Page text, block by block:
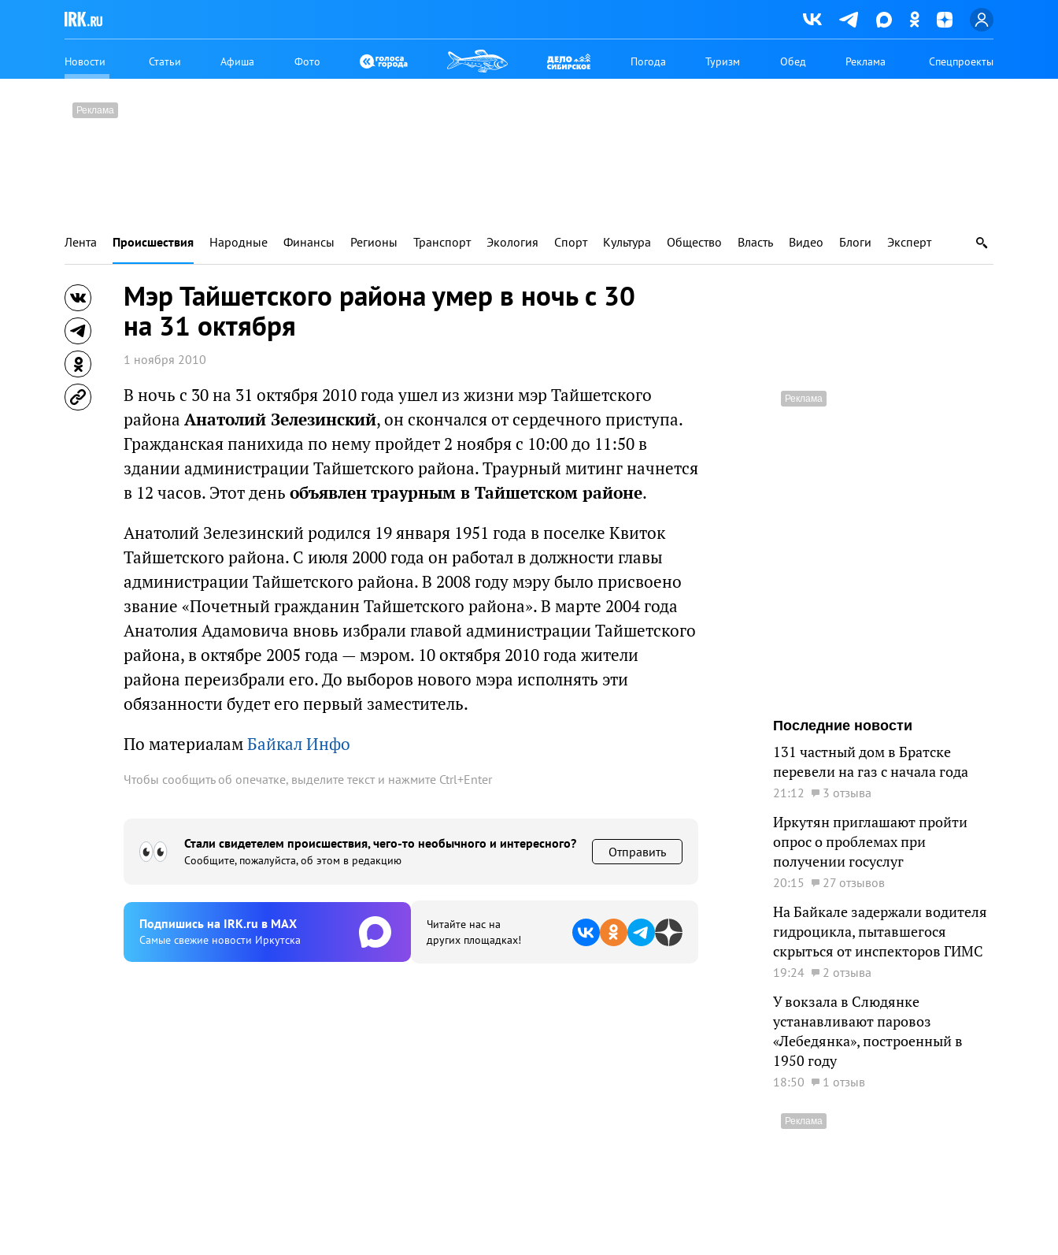
Новости Статьи Афиша Фото Погода Туризм Обед Реклама Спецпроекты
Лента Происшествия Народные Финансы Регионы Транспорт Экология Спорт Культура Общество Власть Видео Блоги Эксперт
Мэр Тайшетского района умер в ночь с 30
на 31 октября
1 ноября 2010
В ночь с 30 на 31 октября 2010 года ушел из жизни мэр Тайшетского
района Анатолий Зелезинский, он скончался от сердечного приступа.
Гражданская панихида по нему пройдет 2 ноября с 10:00 до 11:50 в
здании администрации Тайшетского района. Траурный митинг начнется
в 12 часов. Этот день объявлен траурным в Тайшетском районе.
Анатолий Зелезинский родился 19 января 1951 года в поселке Квиток
Тайшетского района. С июля 2000 года он работал в должности главы
администрации Тайшетского района. В 2008 году мэру было присвоено
звание «Почетный гражданин Тайшетского района». В марте 2004 года
Анатолия Адамовича вновь избрали главой администрации Тайшетского
района, в октябре 2005 года — мэром. 10 октября 2010 года жители
района переизбрали его. До выборов нового мэра исполнять эти
обязанности будет его первый заместитель.
По материаламБайкал Инфо
Чтобы сообщить об опечатке, выделите текст и нажмите Ctrl+Enter
Стали свидетелем происшествия, чего-то необычного и интересного?
Сообщите, пожалуйста, об этом в редакцию
Отправить
Подпишиcь на IRK.ru в MAX
Cамые свежие новости Иркутска
Читайте нас на
других площадках!
Последние новости
131 частный дом в Братске
перевели на газ с начала года
21:12 3 отзыва
Иркутян приглашают пройти
опрос о проблемах при
получении госуслуг
20:15 27 отзывов
На Байкале задержали водителя
гидроцикла, пытавшегося
скрыться от инспекторов ГИМС
19:24 2 отзыва
У вокзала в Слюдянке
устанавливают паровоз
«Лебедянка», построенный в
1950 году
18:50 1 отзыв